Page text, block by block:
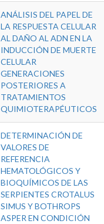
ANÁLISIS DEL PAPEL DE
LA RESPUESTA CELULAR
AL DAÑO AL ADN EN LA
INDUCCIÓN DE MUERTE
CELULAR
GENERACIONES
POSTERIORES A
TRATAMIENTOS
QUIMIOTERAPÉUTICOS
DETERMINACIÓN DE
VALORES DE
REFERENCIA
HEMATOLÓGICOS Y
BIOQUÍMICOS DE LAS
SERPIENTES CROTALUS
SIMUS Y BOTHROPS
ASPER EN CONDICIÓN